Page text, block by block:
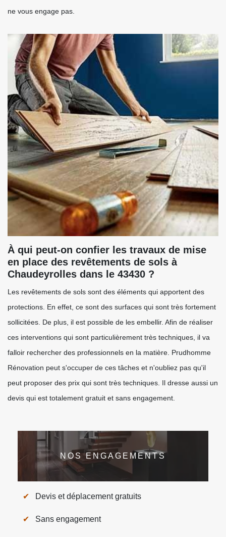
ne vous engage pas.
À qui peut-on confier les travaux de mise
en place des revêtements de sols à
Chaudeyrolles dans le 43430 ?
Les revêtements de sols sont des éléments qui apportent des
protections. En effet, ce sont des surfaces qui sont très fortement
sollicitées. De plus, il est possible de les embellir. Afin de réaliser
ces interventions qui sont particulièrement très techniques, il va
falloir rechercher des professionnels en la matière. Prudhomme
Rénovation peut s'occuper de ces tâches et n'oubliez pas qu'il
peut proposer des prix qui sont très techniques. Il dresse aussi un
devis qui est totalement gratuit et sans engagement.
NOS ENGAGEMENTS
Devis et déplacement gratuits
Sans engagement